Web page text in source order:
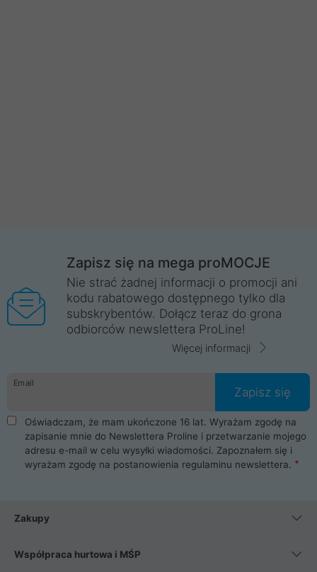
Zapisz się na mega proMOCJE
Nie strać żadnej informacji o promocji ani
kodu rabatowego dostępnego tylko dla
subskrybentów. Dołącz teraz do grona
odbiorców newslettera ProLine!
Więcej informacji
Email
Zapisz się
Oświadczam, że mam ukończone 16 lat. Wyrażam zgodę na
zapisanie mnie do Newslettera Proline i przetwarzanie mojego
adresu e-mail w celu wysyłki wiadomości. Zapoznałem się i
wyrażam zgodę na postanowienia regulaminu newslettera.
Zakupy
Współpraca hurtowa i MŚP